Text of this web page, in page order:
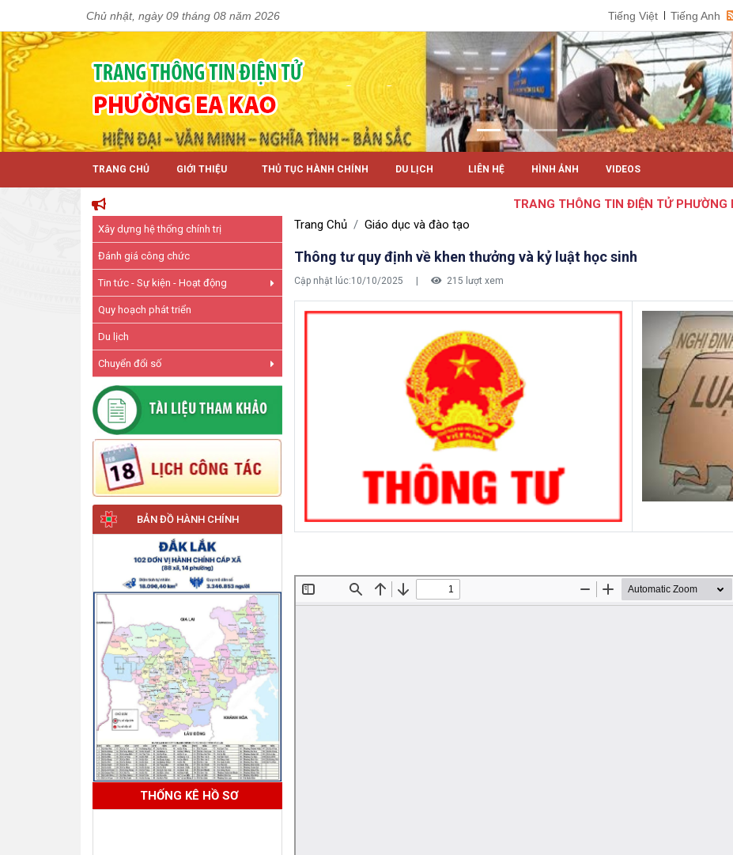
Chủ nhật, ngày 09 tháng 08 năm 2026 Tiếng Việt Tiếng Anh
TRANG CHỦ GIỚI THIỆU THỦ TỤC HÀNH CHÍNH DU LỊCH LIÊN HỆ HÌNH ẢNH VIDEOS
TRANG THÔNG TIN ĐIỆN TỬ PHƯỜNG
Xây dựng hệ thống chính trị
Đánh giá công chức
Tin tức - Sự kiện - Hoạt động
Quy hoạch phát triển
Du lịch
Chuyển đổi số
BẢN ĐỒ HÀNH CHÍNH
THỐNG KÊ HỒ SƠ
Trang Chủ Giáo dục và đào tạo
Thông tư quy định về khen thưởng và kỷ luật học sinh
Cập nhật lúc:10/10/2025 215 lượt xem